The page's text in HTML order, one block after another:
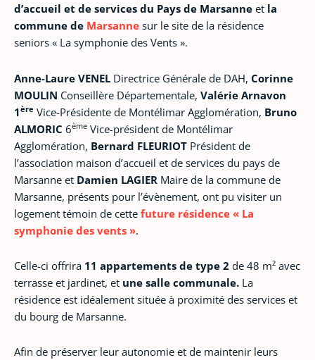
d’accueil et de services du Pays de Marsanne et la
commune de Marsanne sur le site de la résidence
seniors « La symphonie des Vents ».
Anne-Laure VENEL Directrice Générale de DAH, Corinne
MOULIN Conseillère Départementale, Valérie Arnavon
1ère Vice-Présidente de Montélimar Agglomération, Bruno
ALMORIC 6ème Vice-président de Montélimar
Agglomération, Bernard FLEURIOT Président de
l’association maison d’accueil et de services du pays de
Marsanne et Damien LAGIER Maire de la commune de
Marsanne, présents pour l’évènement, ont pu visiter un
logement témoin de cette future résidence « La
symphonie des vents ».
Celle-ci offrira 11 appartements de type 2 de 48 m² avec
terrasse et jardinet, et une salle communale. La
résidence est idéalement située à proximité des services et
du bourg de Marsanne.
Afin de préserver leur autonomie et de maintenir leurs